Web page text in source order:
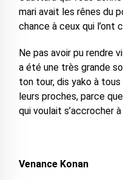
mari avait les rênes du
chance à ceux qui l’ont
Ne pas avoir pu rendre
a été une très grande
ton tour, dis yako à
leurs proches, parce
qui voulait s’accrocher
Venance Konan